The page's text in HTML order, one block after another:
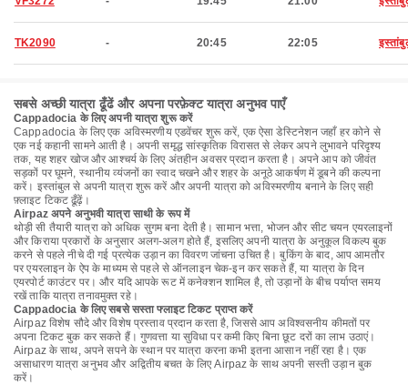
TK2090 - 20:45 22:05
सबसे अच्छी यात्रा ढूँढें और अपना परफ़ेक्ट यात्रा अनुभव पाएँ
Cappadocia के लिए अपनी यात्रा शुरू करें
Cappadocia के लिए एक अविस्मरणीय एडवेंचर शुरू करें, एक ऐसा डेस्टिनेशन जहाँ हर कोने से
एक नई कहानी सामने आती है। अपनी समृद्ध सांस्कृतिक विरासत से लेकर अपने लुभावने परिदृश्य
तक, यह शहर खोज और आश्चर्य के लिए अंतहीन अवसर प्रदान करता है। अपने आप को जीवंत
सड़कों पर घूमने, स्थानीय व्यंजनों का स्वाद चखने और शहर के अनूठे आकर्षण में डूबने की कल्पना
करें। इस्तांबुल से अपनी यात्रा शुरू करें और अपनी यात्रा को अविस्मरणीय बनाने के लिए सही
फ़्लाइट टिकट ढूँढ़ें।
Airpaz अपने अनुभवी यात्रा साथी के रूप में
थोड़ी सी तैयारी यात्रा को अधिक सुगम बना देती है। सामान भत्ता, भोजन और सीट चयन एयरलाइनों
और किराया प्रकारों के अनुसार अलग-अलग होते हैं, इसलिए अपनी यात्रा के अनुकूल विकल्प बुक
करने से पहले नीचे दी गई प्रत्येक उड़ान का विवरण जांचना उचित है। बुकिंग के बाद, आप आमतौर
पर एयरलाइन के ऐप के माध्यम से पहले से ऑनलाइन चेक-इन कर सकते हैं, या यात्रा के दिन
एयरपोर्ट काउंटर पर। और यदि आपके रूट में कनेक्शन शामिल है, तो उड़ानों के बीच पर्याप्त समय
रखें ताकि यात्रा तनावमुक्त रहे।
Cappadocia के लिए सबसे सस्ता फ्लाइट टिकट प्राप्त करें
Airpaz विशेष सौदे और विशेष प्रस्ताव प्रदान करता है, जिससे आप अविश्वसनीय कीमतों पर
अपना टिकट बुक कर सकते हैं। गुणवत्ता या सुविधा पर कमी किए बिना छूट दरों का लाभ उठाएं।
Airpaz के साथ, अपने सपने के स्थान पर यात्रा करना कभी इतना आसान नहीं रहा है। एक
असाधारण यात्रा अनुभव और अद्वितीय बचत के लिए Airpaz के साथ अपनी सस्ती उड़ान बुक
करें।